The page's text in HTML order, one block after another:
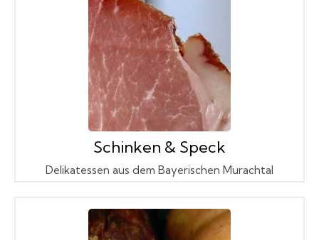
Schinken & Speck
Delikatessen aus dem Bayerischen Murachtal